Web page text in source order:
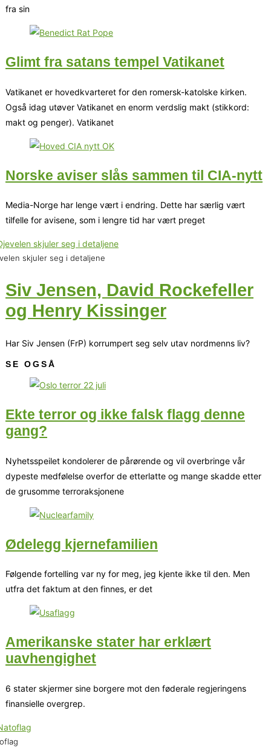
fra sin
Glimt fra satans tempel Vatikanet
Vatikanet er hovedkvarteret for den romersk-katolske kirken.
Også idag utøver Vatikanet en enorm verdslig makt (stikkord:
makt og penger). Vatikanet
Norske aviser slås sammen til CIA-nytt
Media-Norge har lenge vært i endring. Dette har særlig vært
tilfelle for avisene, som i lengre tid har vært preget
skjuler seg i detaljene
Siv Jensen, David Rockefeller
og Henry Kissinger
Har Siv Jensen (FrP) korrumpert seg selv utav nordmenns liv?
SE OGSÅ
Ekte terror og ikke falsk flagg denne
gang?
Nyhetsspeilet kondolerer de pårørende og vil overbringe vår
dypeste medfølelse overfor de etterlatte og mange skadde etter
de grusomme terroraksjonene
Ødelegg kjernefamilien
Følgende fortelling var ny for meg, jeg kjente ikke til den. Men
utfra det faktum at den finnes, er det
Amerikanske stater har erklært
uavhengighet
6 stater skjermer sine borgere mot den føderale regjeringens
finansielle overgrep.